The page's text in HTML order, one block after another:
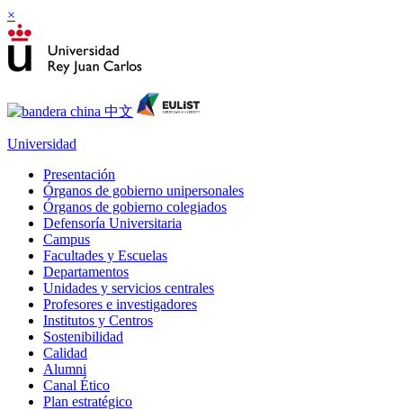
×
Universidad
Presentación
Órganos de gobierno unipersonales
Órganos de gobierno colegiados
Defensoría Universitaria
Campus
Facultades y Escuelas
Departamentos
Unidades y servicios centrales
Profesores e investigadores
Institutos y Centros
Sostenibilidad
Calidad
Alumni
Canal Ético
Plan estratégico